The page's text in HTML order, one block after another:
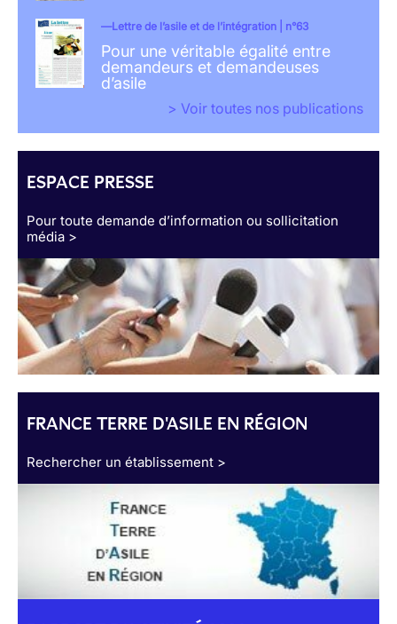
Lettre de l’asile et de l’intégration | n°63
Pour une véritable égalité entre
demandeurs et demandeuses
d’asile
> Voir toutes nos publications
ESPACE PRESSE
Pour toute demande d’information ou sollicitation
média >
FRANCE TERRE D'ASILE EN RÉGION
Rechercher un établissement >